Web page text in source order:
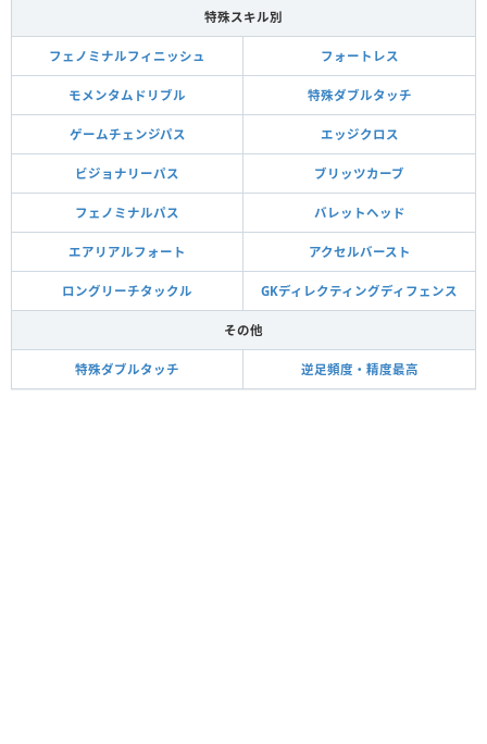
特殊スキル別
フェノミナルフィニッシュ フォートレス
モメンタムドリブル 特殊ダブルタッチ
ゲームチェンジパス エッジクロス
ビジョナリーパス ブリッツカーブ
フェノミナルパス バレットヘッド
エアリアルフォート アクセルバースト
ロングリーチタックル GKディレクティングディフェンス
その他
特殊ダブルタッチ 逆足頻度・精度最高